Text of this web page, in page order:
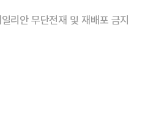
리안 무단전재 및 재배포 금지